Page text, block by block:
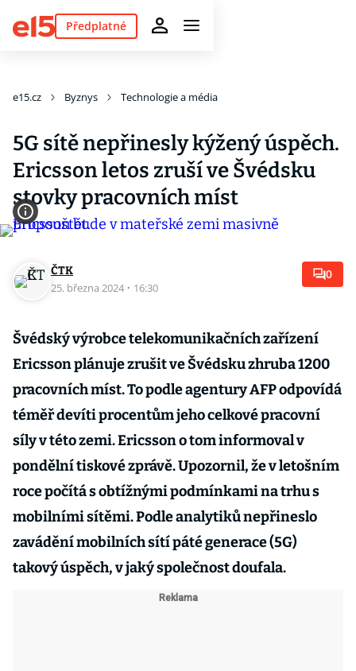
Předplatné
e15.cz Byznys Technologie a média
5G sítě nepřinesly kýžený úspěch.
Ericsson letos zruší ve Švédsku
stovky pracovních míst
ČTK
25. března 2024 · 16:30
0
Švédský výrobce telekomunikačních zařízení
Ericsson plánuje zrušit ve Švédsku zhruba 1200
pracovních míst. To podle agentury AFP odpovídá
téměř devíti procentům jeho celkové pracovní
síly v této zemi. Ericsson o tom informoval v
pondělní tiskové zprávě. Upozornil, že v letošním
roce počítá s obtížnými podmínkami na trhu s
mobilními sítěmi. Podle analytiků nepřineslo
zavádění mobilních sítí páté generace (5G)
takový úspěch, v jaký společnost doufala.